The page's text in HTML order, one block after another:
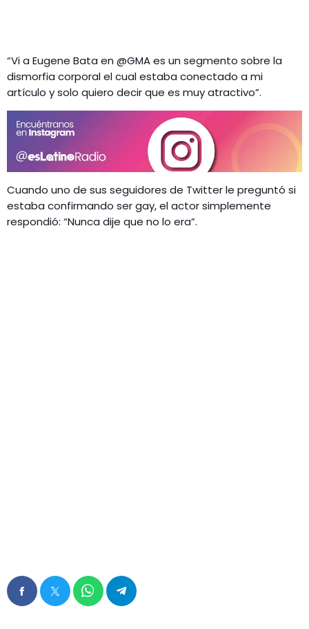
“Vi a Eugene Bata en @GMA es un segmento sobre la
dismorfia corporal el cual estaba conectado a mi
artículo y solo quiero decir que es muy atractivo”.
Cuando uno de sus seguidores de Twitter le preguntó si
estaba confirmando ser gay, el actor simplemente
respondió: “Nunca dije que no lo era”.